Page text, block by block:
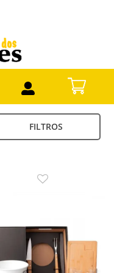
FILTROS